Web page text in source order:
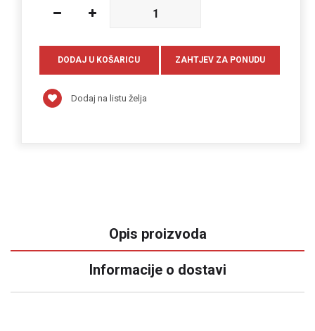
Dodaj na listu želja
Opis proizvoda
Informacije o dostavi